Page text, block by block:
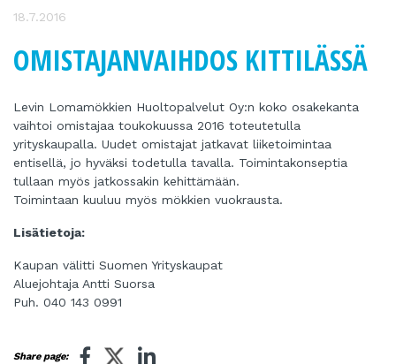
18.7.2016
OMISTAJANVAIHDOS KITTILÄSSÄ
Levin Lomamökkien Huoltopalvelut Oy:n koko osakekanta
vaihtoi omistajaa toukokuussa 2016 toteutetulla
yrityskaupalla. Uudet omistajat jatkavat liiketoimintaa
entisellä, jo hyväksi todetulla tavalla. Toimintakonseptia
tullaan myös jatkossakin kehittämään.
Toimintaan kuuluu myös mökkien vuokrausta.
Lisätietoja:
Kaupan välitti Suomen Yrityskaupat
Aluejohtaja Antti Suorsa
Puh. 040 143 0991
Share page: